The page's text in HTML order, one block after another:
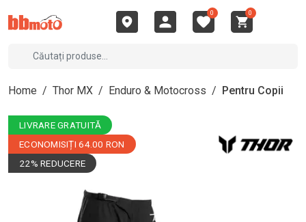
0 0
Home / Thor MX / Enduro & Motocross / Pentru Copii
LIVRARE GRATUITĂ
ECONOMISIȚI 64.00 RON
22% REDUCERE